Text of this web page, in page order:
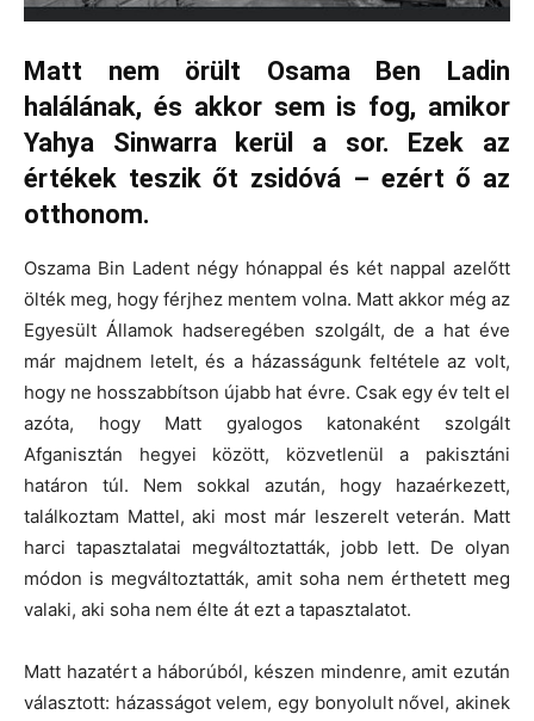
Matt nem örült Osama Ben Ladin
halálának, és akkor sem is fog, amikor
Yahya Sinwarra kerül a sor. Ezek az
értékek teszik őt zsidóvá – ezért ő az
otthonom.
Oszama Bin Ladent négy hónappal és két nappal azelőtt
ölték meg, hogy férjhez mentem volna. Matt akkor még az
Egyesült Államok hadseregében szolgált, de a hat éve
már majdnem letelt, és a házasságunk feltétele az volt,
hogy ne hosszabbítson újabb hat évre. Csak egy év telt el
azóta, hogy Matt gyalogos katonaként szolgált
Afganisztán hegyei között, közvetlenül a pakisztáni
határon túl. Nem sokkal azután, hogy hazaérkezett,
találkoztam Mattel, aki most már leszerelt veterán. Matt
harci tapasztalatai megváltoztatták, jobb lett. De olyan
módon is megváltoztatták, amit soha nem érthetett meg
valaki, aki soha nem élte át ezt a tapasztalatot.
Matt hazatért a háborúból, készen mindenre, amit ezután
választott: házasságot velem, egy bonyolult nővel, akinek